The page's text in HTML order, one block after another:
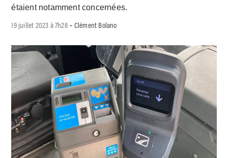
étaient notamment concernées.
19 juillet 2023 à 7h28- Clément Bolano